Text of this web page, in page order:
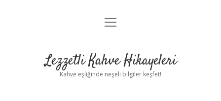
Anasayfa
Yasal Uyarı
menüyü
Lezzetli Kahve Hikayeleri
Kahve eşliğinde neşeli bilgiler keşfet!